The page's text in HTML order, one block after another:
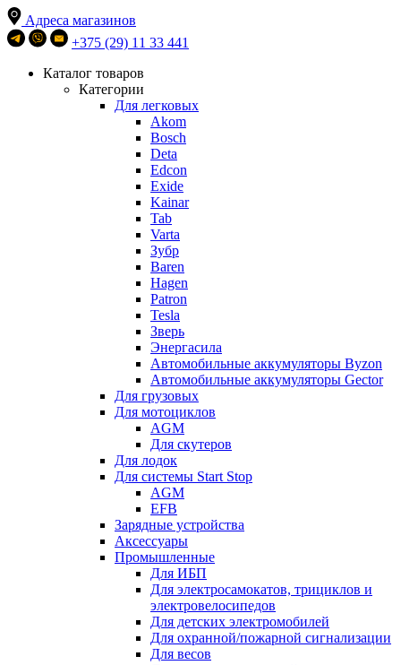
Адреса магазинов
+375 (29) 11 33 441
Каталог товаров
Категории
Для легковых
Akom
Bosch
Deta
Edcon
Exide
Kainar
Tab
Varta
Зубр
Baren
Hagen
Patron
Tesla
Зверь
Энергасила
Автомобильные аккумуляторы Byzon
Автомобильные аккумуляторы Gector
Для грузовых
Для мотоциклов
AGM
Для скутеров
Для лодок
Для системы Start Stop
AGM
EFB
Зарядные устройства
Аксессуары
Промышленные
Для ИБП
Для электросамокатов, трициклов и
электровелосипедов
Для детских электромобилей
Для охранной/пожарной сигнализации
Для весов